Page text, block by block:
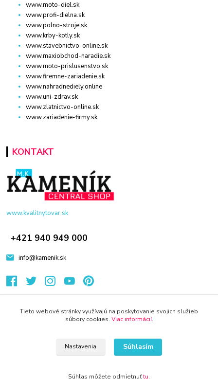
www.moto-diel.sk
www.profi-dielna.sk
www.polno-stroje.sk
www.krby-kotly.sk
www.stavebnictvo-online.sk
www.maxiobchod-naradie.sk
www.moto-prislusenstvo.sk
www.firemne-zariadenie.sk
www.nahradnediely.online
www.uni-zdrav.sk
www.zlatnictvo-online.sk
www.zariadenie-firmy.sk
KONTAKT
www.kvalitnytovar.sk
+421 940 949 000
info@kamenik.sk
Tieto webové stránky využívajú na poskytovanie svojich služieb
súbory cookies. Viac informácií.
Nastavenia Súhlasím
Súhlas môžete odmietnuťtu.